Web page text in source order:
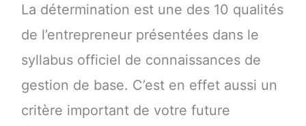
La détermination est une des 10 qualités
de l’entrepreneur présentées dans le
syllabus officiel de connaissances de
gestion de base. C’est en effet aussi un
critère important de votre future